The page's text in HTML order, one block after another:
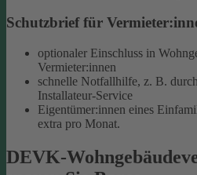
Schutzbrief für
optionaler Einschluss in
Vermieter:innen
schnelle Notfallhilfe, z. B.
Installateur-Service
Eigentümer:innen eines
extra pro Monat.
DEVK-